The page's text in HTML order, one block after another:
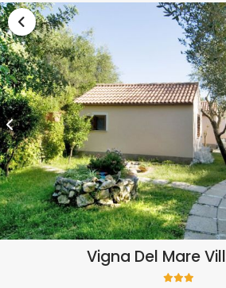
Vai alla lista vacanze
Vigna Del Mare